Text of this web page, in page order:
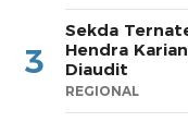
3
Sekda
Hendra
Diaudit
REGIONAL